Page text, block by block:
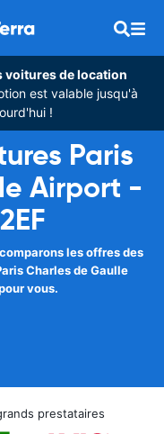
voitures de location
est valable jusqu'à
!
Paris
Airport -
les offres des
Charles de Gaulle
vous.
prestataires